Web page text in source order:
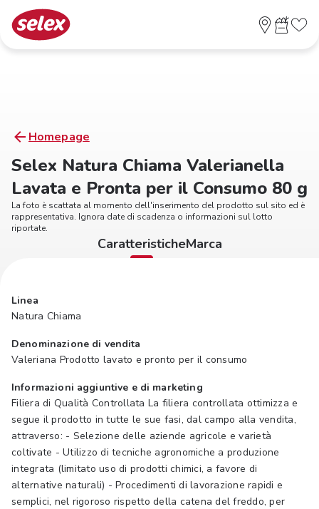
Homepage
Selex Natura Chiama Valerianella
Lavata e Pronta per il Consumo 80 g
La foto è scattata al momento dell'inserimento del prodotto sul sito ed è
rappresentativa. Ignora date di scadenza o informazioni sul lotto
riportate.
CaratteristicheMarca
Linea
Natura Chiama
Denominazione di vendita
Valeriana Prodotto lavato e pronto per il consumo
Informazioni aggiuntive e di marketing
Filiera di Qualità Controllata La filiera controllata ottimizza e
segue il prodotto in tutte le sue fasi, dal campo alla vendita,
attraverso: - Selezione delle aziende agricole e varietà
coltivate - Utilizzo di tecniche agronomiche a produzione
integrata (limitato uso di prodotti chimici, a favore di
alternative naturali) - Procedimenti di lavorazione rapidi e
semplici, nel rigoroso rispetto della catena del freddo, per